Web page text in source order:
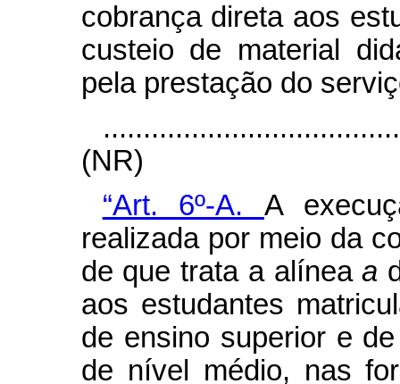
cobrança direta aos
custeio de material
pela prestação do
(NR)
“Art. 6º-A. A
realizada por meio da
de que trata a alíneaa
aos estudantes
de ensino superior e
de nível médio, nas